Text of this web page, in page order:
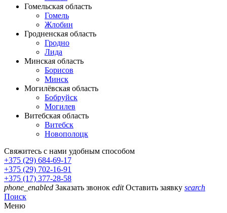
Гомельская область
Гомель
Жлобин
Гродненская область
Гродно
Лида
Минская область
Борисов
Минск
Могилёвская область
Бобруйск
Могилев
Витебская область
Витебск
Новополоцк
Свяжитесь с нами удобным способом
+375 (29) 684-69-17
+375 (29) 702-16-91
+375 (17) 377-28-58
phone_enabled Заказать звонок edit Оставить заявку search
Поиск
Меню